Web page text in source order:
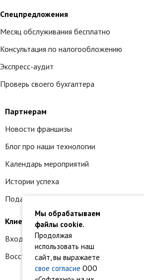
Спецпредложения
Месяц обслуживания бесплатно
Консультация по налогообложению
Экспресс-аудит
Проверь своего бухгалтера
Партнерам
Новости франшизы
Блог про наши технологии
Календарь мероприятий
Истории успеха
Подать заявку на франшизу
Клиентам
Вход в личный кабинет
Восстановление доступа к сервису 1С:БО
Мы обрабатываем
файлы cookie.
Продолжая
использовать наш
сайт, вы выражаете
свое согласие ООО